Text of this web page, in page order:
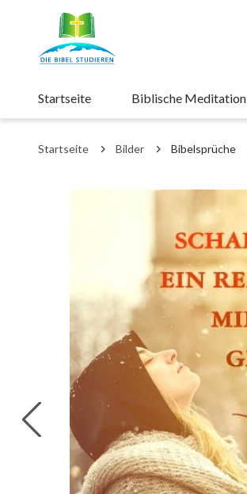
Startseite Biblische Meditation
Startseite Bilder Bibelsprüche